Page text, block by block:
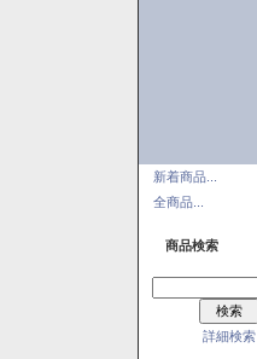
新着商品...
全商品...
商品検索
詳細検索